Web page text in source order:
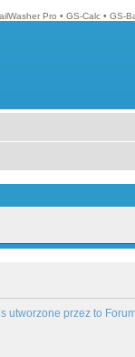
Pro • GS-Calc • GS-
utworzone przez to